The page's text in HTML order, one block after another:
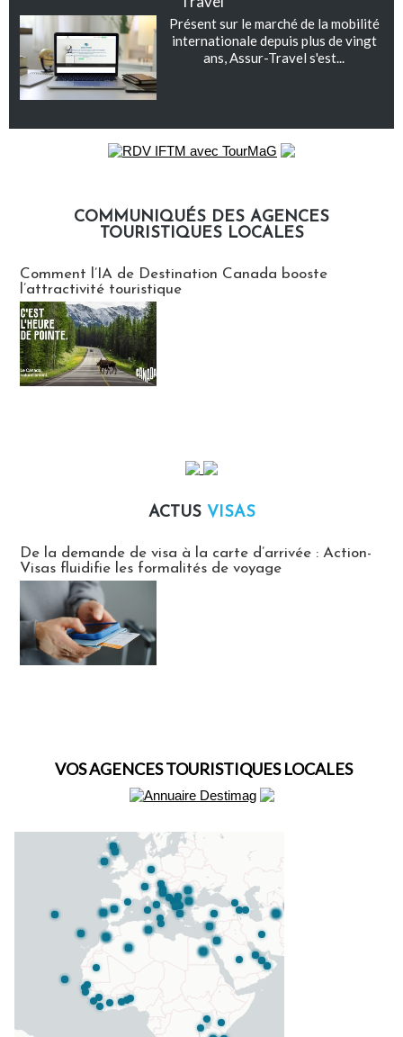
Présent sur le marché de la mobilité
internationale depuis plus de vingt
ans, Assur-Travel s'est...
COMMUNIQUÉS DES AGENCES
TOURISTIQUES LOCALES
Comment l’IA de Destination Canada booste
l’attractivité touristique
ACTUS VISAS
De la demande de visa à la carte d’arrivée : Action-
Visas fluidifie les formalités de voyage
VOS AGENCES TOURISTIQUES LOCALES